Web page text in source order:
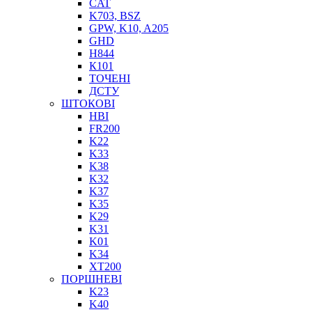
ПНЕВМАТИКА
ФІТИНГИ
ШВИДКОРОЗ`ЄМНІ З`ЄДНАННЯ
CAT
K703, BSZ
GPW, K10, A205
GHD
H844
К101
ТОЧЕНІ
ДСТУ
ШТОКОВІ
HBI
FR200
K22
K33
K38
K32
K37
K35
K29
K31
K01
K34
XT200
ПОРШНЕВІ
K23
K40